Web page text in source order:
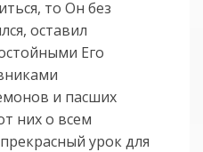
то Он без
оставил
Его
и пасших
них о всем
урок для